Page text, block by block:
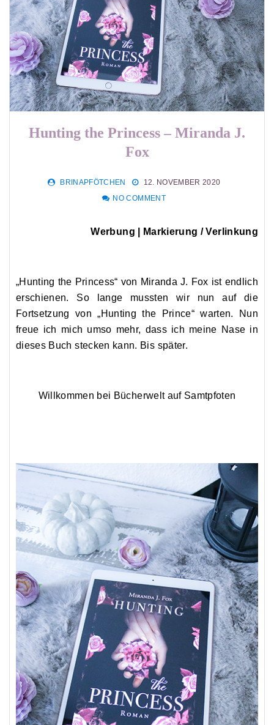
Hunting the Princess – Miranda J.
Fox
BRINAPFÖTCHEN
12. NOVEMBER 2020
NO COMMENT
Werbung | Markierung / Verlinkung
„Hunting the Princess“ von Miranda J. Fox ist endlich
erschienen. So lange mussten wir nun auf die
Fortsetzung von „Hunting the Prince“ warten. Nun
freue ich mich umso mehr, dass ich meine Nase in
dieses Buch stecken kann. Bis später.
Willkommen bei Bücherwelt auf Samtpfoten